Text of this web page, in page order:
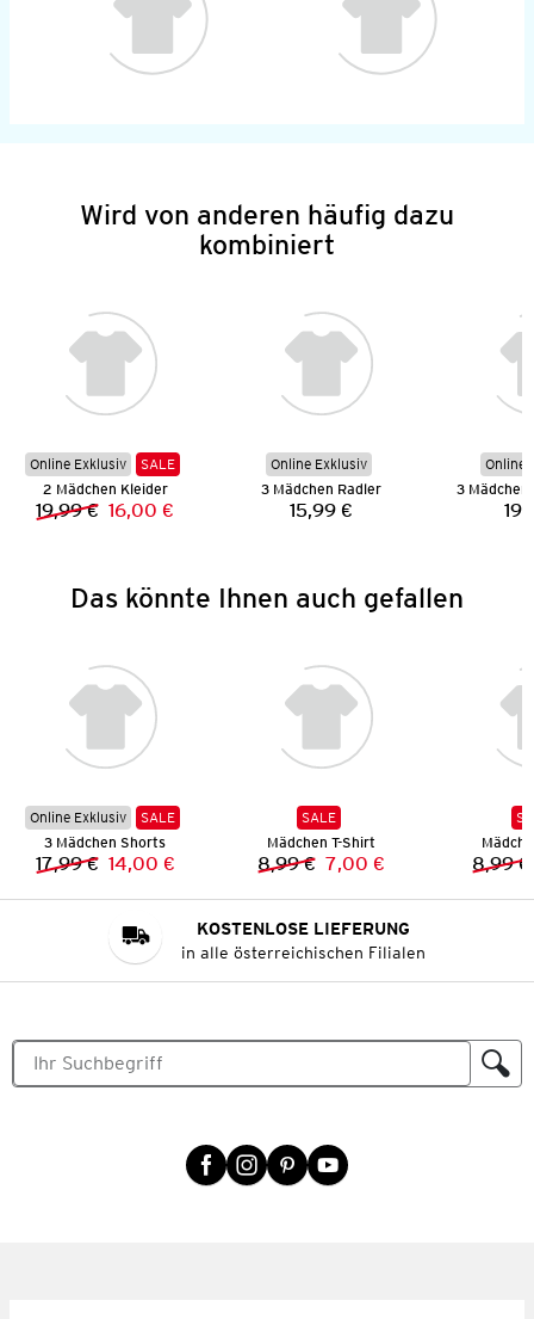
Wird von anderen häufig dazu
kombiniert
Online Exklusiv
SALE
2 Mädchen Kleider
Vorheriger Preis:
19,99 € Neuer Preis:
16,00 €
Online Exklusiv
3 Mädchen Radler
Preis:
15,99 €
Online
Das könnte Ihnen auch gefallen
Online Exklusiv
SALE
3 Mädchen Shorts
Vorheriger Preis:
17,99 € Neuer Preis:
14,00 €
SALE
Mädchen T-Shirt
Vorheriger Preis:
8,99 € Neuer Preis:
7,00 € 8,99 €
KOSTENLOSE LIEFERUNG
in alle österreichischen Filialen